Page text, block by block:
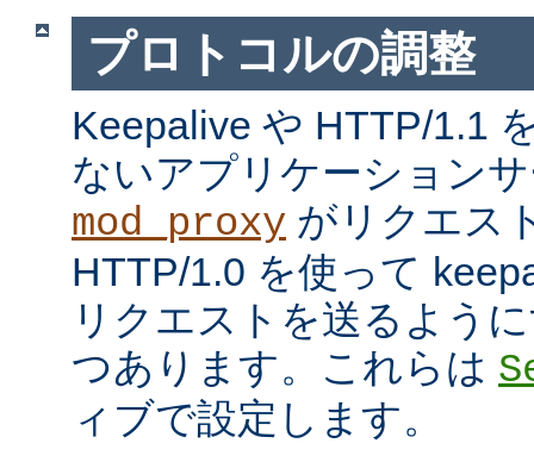
プロトコルの調整
Keepalive や HTTP/1.1
ないアプリケーション
mod_proxy がリクエス
HTTP/1.0 を使って
リクエストを送るよう
つあります。これらは
ィブで設定します。